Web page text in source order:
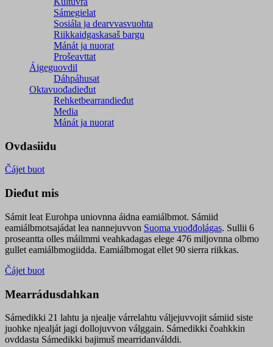
Sámegielat
Sosiála ja dearvvasvuohta
Riikkaidgaskasaš bargu
Mánát ja nuorat
Prošeavttat
Áigeguovdil
Dáhpáhusat
Oktavuođadieđut
Rehketbearrandieđut
Media
Mánát ja nuorat
Ovdasiidu
Čájet buot
Dieđut mis
Sámit leat Eurohpa uniovnna áidna eamiálbmot. Sámiid
eamiálbmotsajádat lea nannejuvvon Suoma vuođđolágas. Sullii 6
proseantta olles máilmmi veahkadagas elege 476 miljovnna olbmo
gullet eamiálbmogiidda. Eamiálbmogat ellet 90 sierra riikkas.
Čájet buot
Mearrádusdahkan
Sámedikki 21 lahtu ja njealje várrelahtu váljejuvvojit sámiid siste
juohke njealját jagi dollojuvvon válggain. Sámedikki čoahkkin
ovddasta Sámedikki bajimuš mearridanválddi.